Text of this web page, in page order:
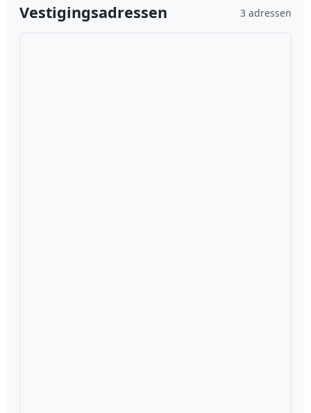
Vestigingsadressen 3 adressen